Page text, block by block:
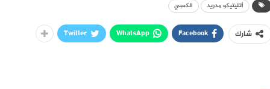
أتليتيكو مدريد الكعبي
شارك Facebook
WhatsApp
Twitter